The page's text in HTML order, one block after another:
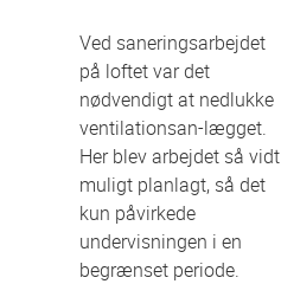
Ved saneringsarbejdet
på loftet var det
nødvendigt at nedlukke
ventilationsan-lægget.
Her blev arbejdet så vidt
muligt planlagt, så det
kun påvirkede
undervisningen i en
begrænset periode.